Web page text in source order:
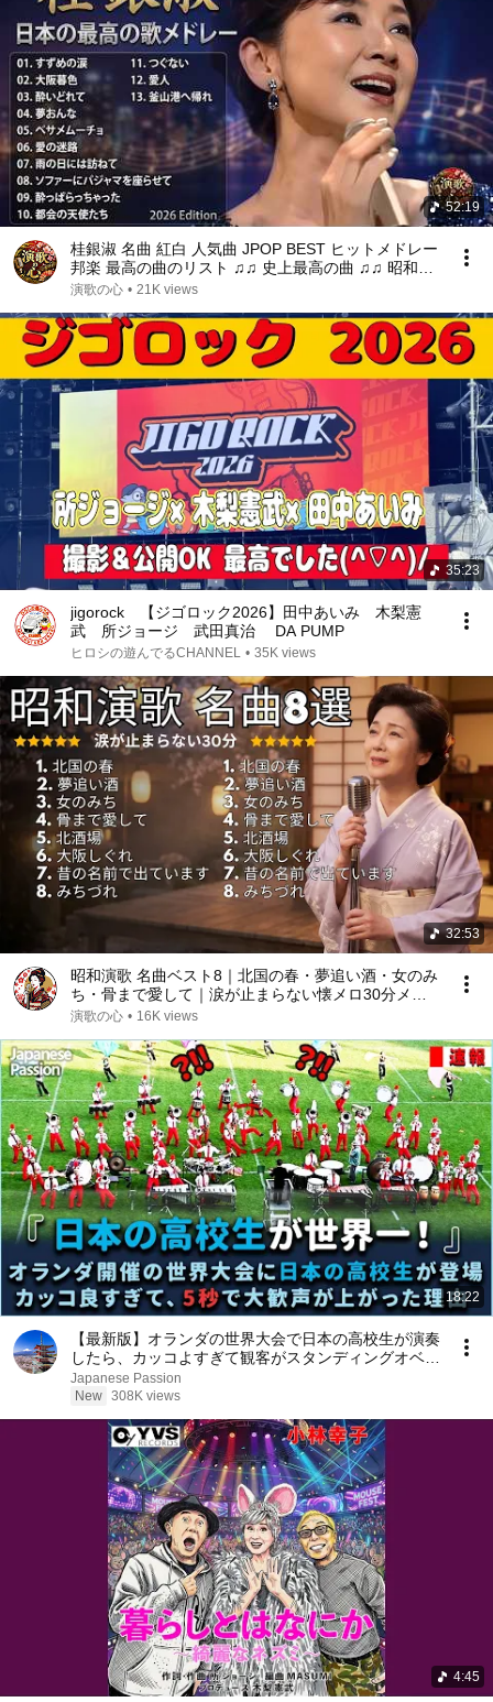
52:19
桂銀淑 名曲 紅白 人気曲 JPOP BEST ヒットメドレー
邦楽 最高の曲のリスト ♫♫ 史上最高の曲 ♫♫ 昭和歌
謡 名曲メドレー ♫♫ Best Playlist ♫♫ Top Best So
演歌の心 • 21K views
35:23
jigorock 【ジゴロック2026】田中あいみ 木梨憲
武 所ジョージ 武田真治 DA PUMP
ヒロシの遊んでるCHANNEL • 35K views
32:53
昭和演歌 名曲ベスト8｜北国の春・夢追い酒・女のみ
ち・骨まで愛して｜涙が止まらない懐メロ30分メド
レー｜心に響く日本の名曲
演歌の心 • 16K views
18:22
【最新版】オランダの世界大会で日本の高校生が演奏
したら、カッコよすぎて観客がスタンディングオベー
ション！
Japanese Passion
New 308K views
4:45